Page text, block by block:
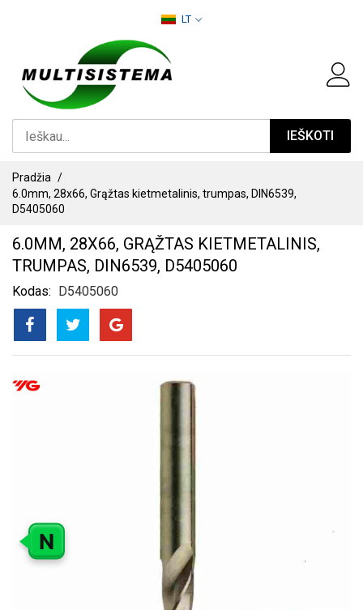
LT
IEŠKOTI
Pradžia
6.0mm, 28x66, Grąžtas kietmetalinis, trumpas, DIN6539,
D5405060
6.0MM, 28X66, GRĄŽTAS KIETMETALINIS,
TRUMPAS, DIN6539, D5405060
Kodas D5405060
PEREITI
N